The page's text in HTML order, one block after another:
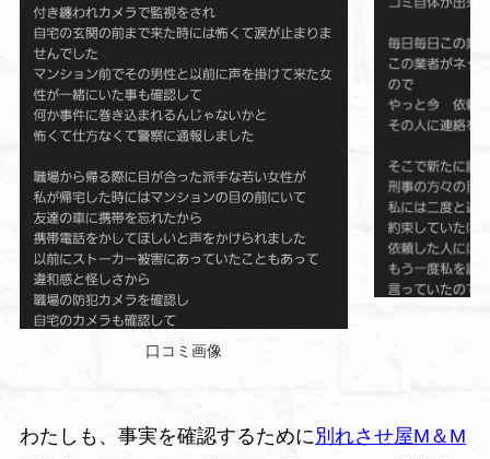
口コミ画像
わたしも、事実を確認するために別れさせ屋M＆M